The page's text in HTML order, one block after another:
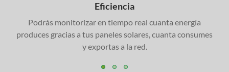
Eficiencia
Podrás monitorizar en tiempo real cuanta energía
produces gracias a tus paneles solares, cuanta consumes
y exportas a la red.